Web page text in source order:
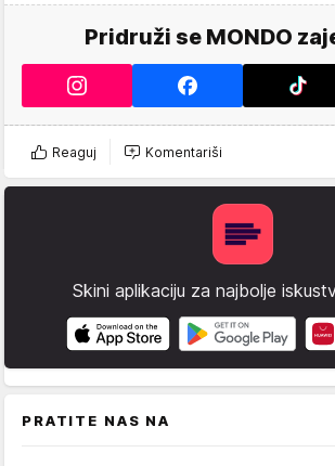
Pridruži se MONDO
Reaguj Komentariši
Skini aplikaciju za najbolje
PRATITE NAS NA